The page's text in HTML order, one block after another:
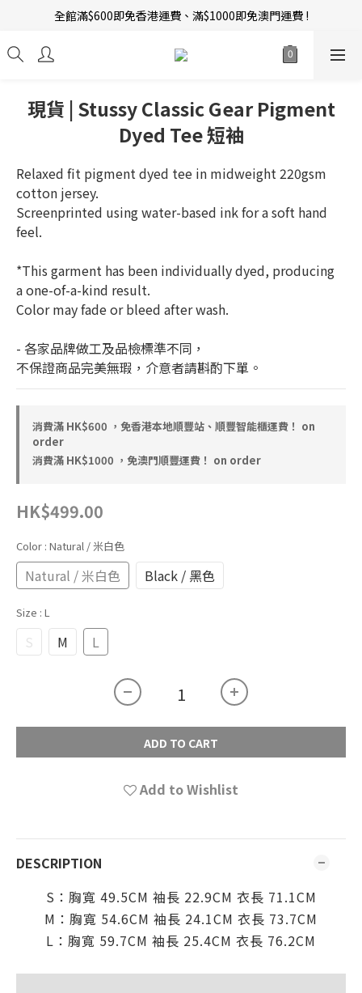
新會員招募中 | 即送 $12 購物金當錢使！
全館滿$600即免香港運費、滿$1000即免澳門運費 !
訂單完成後14天內圖文評價，即贈$10無限期購物金當錢使！
現貨 | Stussy Classic Gear Pigment
Dyed Tee 短袖
Relaxed fit pigment dyed tee in midweight 220gsm
cotton jersey.
Screenprinted using water-based ink for a soft hand
feel.
*This garment has been individually dyed, producing
a one-of-a-kind result.
Color may fade or bleed after wash.
- 各家品牌做工及品檢標準不同，
不保證商品完美無瑕，介意者請斟酌下單。
消費滿 HK$600 ，免香港本地順豐站、順豐智能櫃運費！ on
order
消費滿 HK$1000 ，免澳門順豐運費！ on order
HK$499.00
Color : Natural / 米白色
Natural / 米白色 Black / 黑色
Size : L
S M L
ADD TO CART
Add to Wishlist
DESCRIPTION
S： 胸寬 49.5CM 袖長 22.9CM 衣長 71.1CM
M： 胸寬 54.6CM 袖長 24.1CM 衣長 73.7CM
L： 胸寬 59.7CM 袖長 25.4CM 衣長 76.2CM